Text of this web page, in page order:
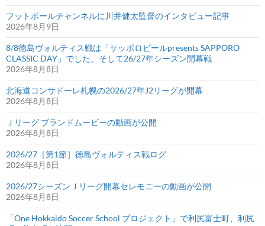
フットボールチャンネルに川井健太監督のインタビュー記事
2026年8月9日
8/8徳島ヴォルティス戦は「サッポロビールpresents SAPPORO
CLASSIC DAY」でした、そして26/27年シーズン開幕戦
2026年8月8日
北海道コンサドーレ札幌の2026/27年J2リーグが開幕
2026年8月8日
Ｊリーグ ブランドムービーの動画が公開
2026年8月8日
2026/27［第1節］徳島ヴォルティス戦ログ
2026年8月8日
2026/27シーズンＪリーグ開幕セレモニーの動画が公開
2026年8月8日
「One Hokkaido Soccer School プロジェクト」で利尻富士町、利尻